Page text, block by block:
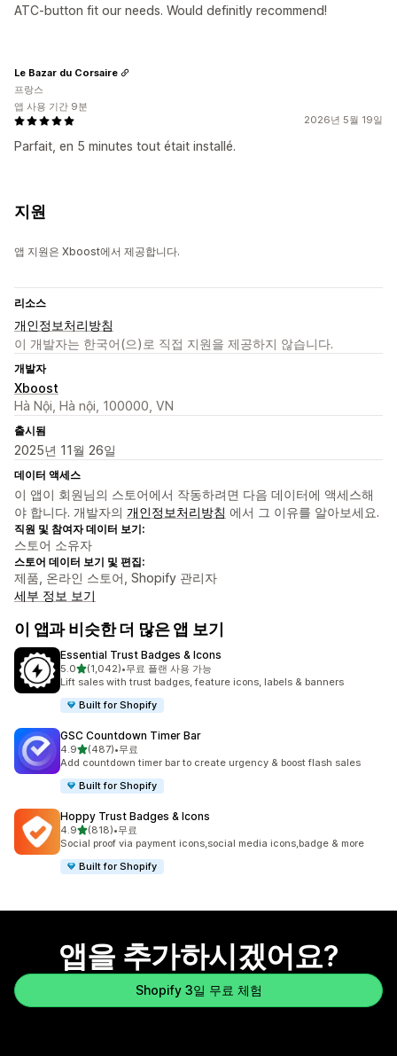
ATC-button fit our needs. Would definitly recommend!
2026년 5월 19일
Parfait, en 5 minutes tout était installé.
Le Bazar du Corsaire
프랑스
앱 사용 기간 9분
지원
앱 지원은 Xboost에서 제공합니다.
리소스
개인정보처리방침
이 개발자는 한국어(으)로 직접 지원을 제공하지 않습니다.
개발자
Xboost
Hà Nội, Hà nội, 100000, VN
출시됨
2025년 11월 26일
데이터 액세스
이 앱이 회원님의 스토어에서 작동하려면 다음 데이터에 액세스해
야 합니다. 개발자의 개인정보처리방침 에서 그 이유를 알아보세요.
직원 및 참여자 데이터 보기:
스토어 소유자
스토어 데이터 보기 및 편집:
제품, 온라인 스토어, Shopify 관리자
세부 정보 보기
이 앱과 비슷한 더 많은 앱 보기
Essential Trust Badges & Icons
5.0별 5개 중
(1,042)
총 리뷰 1042개
•무료 플랜 사용 가능
Lift sales with trust badges, feature icons, labels & banners
Built for Shopify
GSC Countdown Timer Bar
4.9별 5개 중
(487)
총 리뷰 487개
•무료
Add countdown timer bar to create urgency & boost flash sales
Built for Shopify
Hoppy Trust Badges & Icons
4.9별 5개 중
(818)
총 리뷰 818개
•무료
Social proof via payment icons,social media icons,badge & more
Built for Shopify
앱을 추가하시겠어요?
Shopify 3일 무료 체험